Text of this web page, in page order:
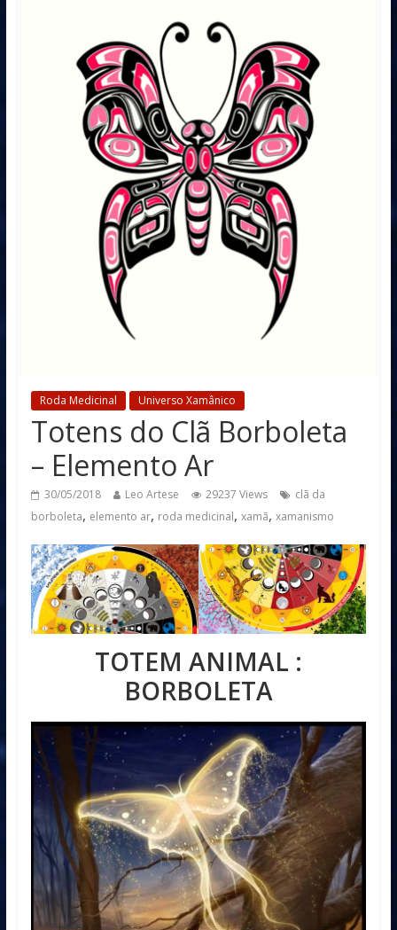
Roda Medicinal Universo Xamânico
Totens do Clã Borboleta
– Elemento Ar
30/05/2018 Leo Artese 29237 Views
clã da
borboleta, elemento ar, roda medicinal, xamã, xamanismo
TOTEM ANIMAL :
BORBOLETA